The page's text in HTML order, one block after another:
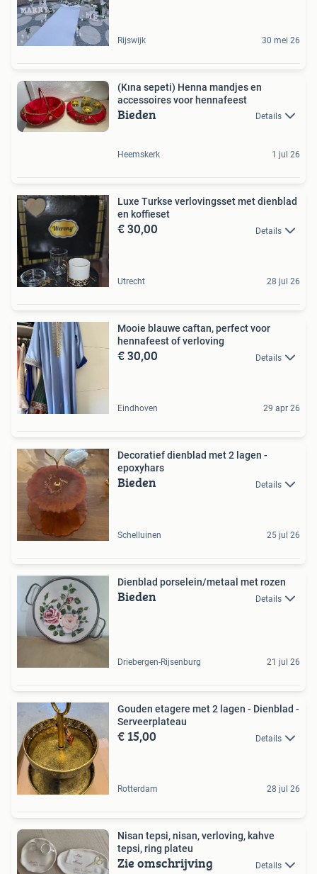
Rijswijk 30 mei 26
(Kına sepeti) Henna mandjes en
accessoires voor hennafeest
Bieden Details
Heemskerk 1 jul 26
Luxe Turkse verlovingsset met dienblad
en koffieset
€ 30,00 Details
Utrecht 28 jul 26
Mooie blauwe caftan, perfect voor
hennafeest of verloving
€ 30,00 Details
Eindhoven 29 apr 26
Decoratief dienblad met 2 lagen -
epoxyhars
Bieden Details
Schelluinen 25 jul 26
Dienblad porselein/metaal met rozen
Bieden Details
Driebergen-Rijsenburg 21 jul 26
Gouden etagere met 2 lagen - Dienblad -
Serveerplateau
€ 15,00 Details
Rotterdam 28 jul 26
Nisan tepsi, nisan, verloving, kahve
tepsi, ring plateu
Zie omschrijving Details